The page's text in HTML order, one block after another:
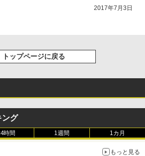
2017年7月3日
トップページに戻る
ング
時間 1週間 1カ月
もっと見る